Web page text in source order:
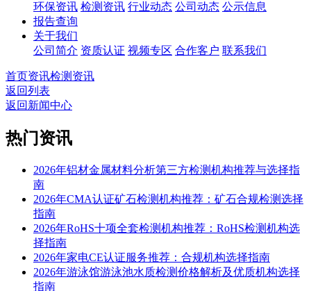
环保资讯 检测资讯 行业动态 公司动态 公示信息
报告查询
关于我们
公司简介 资质认证 视频专区 合作客户 联系我们
首页资讯检测资讯
返回列表
返回新闻中心
热门资讯
2026年铝材金属材料分析第三方检测机构推荐与选择指
南
2026年CMA认证矿石检测机构推荐：矿石合规检测选择
指南
2026年RoHS十项全套检测机构推荐：RoHS检测机构选
择指南
2026年家电CE认证服务推荐：合规机构选择指南
2026年游泳馆游泳池水质检测价格解析及优质机构选择
指南